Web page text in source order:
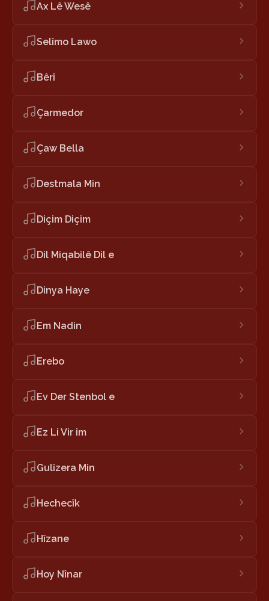
Ax Lê Wesê
Selîmo Lawo
Bêrî
Çarmedor
Çaw Bella
Destmala Min
Diçim Diçim
Dil Miqabilê Dil e
Dinya Haye
Em Nadin
Erebo
Ev Der Stenbol e
Ez Li Vir im
Gulîzera Min
Hechecîk
Hîzane
Hoy Nînar